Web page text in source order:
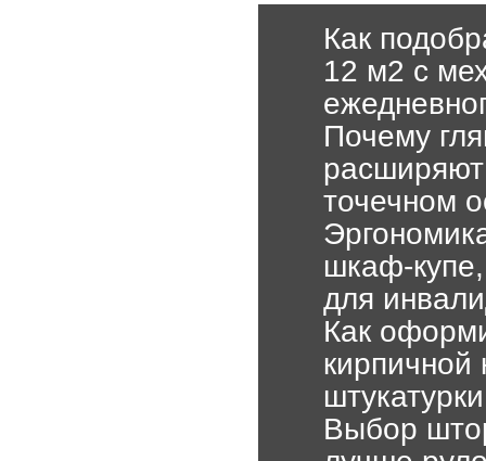
Как
12 м2 с
Почему
расширяют
точечном
шкаф-
для
Как
Выбор